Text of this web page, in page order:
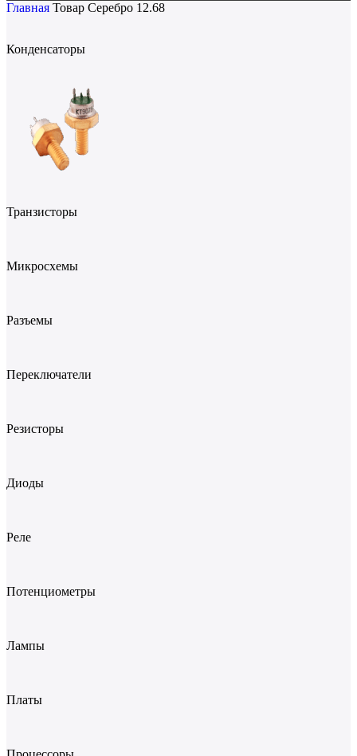
Главная Товар Серебро 12.68
Конденсаторы
Транзисторы
Микросхемы
Разъемы
Переключатели
Резисторы
Диоды
Реле
Потенциометры
Лампы
Платы